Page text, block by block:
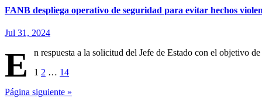
FANB despliega operativo de seguridad para evitar hechos
Jul 31, 2024
E n respuesta a la solicitud del Jefe de Estado con el objetivo
Paginación
de
1 2 … 14
Página siguiente »